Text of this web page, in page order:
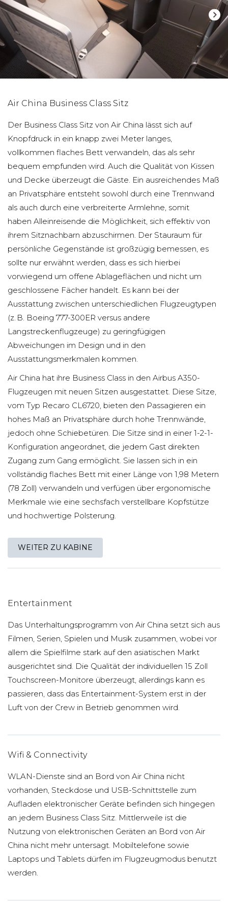
Air China Business Class Sitz
Der Business Class Sitz von Air China lässt sich auf
Knopfdruck in ein knapp zwei Meter langes,
vollkommen flaches Bett verwandeln, das als sehr
bequem empfunden wird. Auch die Qualität von Kissen
und Decke überzeugt die Gäste. Ein ausreichendes Maß
an Privatsphäre entsteht sowohl durch eine Trennwand
als auch durch eine verbreiterte Armlehne, somit
haben Alleinreisende die Möglichkeit, sich effektiv von
ihrem Sitznachbarn abzuschirmen. Der Stauraum für
persönliche Gegenstände ist großzügig bemessen, es
sollte nur erwähnt werden, dass es sich hierbei
vorwiegend um offene Ablageflächen und nicht um
geschlossene Fächer handelt. Es kann bei der
Ausstattung zwischen unterschiedlichen Flugzeugtypen
(z. B. Boeing 777-300ER versus andere
Langstreckenflugzeuge) zu geringfügigen
Abweichungen im Design und in den
Ausstattungsmerkmalen kommen.
Air China hat ihre Business Class in den Airbus A350-
Flugzeugen mit neuen Sitzen ausgestattet. Diese Sitze,
vom Typ Recaro CL6720, bieten den Passagieren ein
hohes Maß an Privatsphäre durch hohe Trennwände,
jedoch ohne Schiebetüren. Die Sitze sind in einer 1-2-1-
Konfiguration angeordnet, die jedem Gast direkten
Zugang zum Gang ermöglicht. Sie lassen sich in ein
vollständig flaches Bett mit einer Länge von 1,98 Metern
(78 Zoll) verwandeln und verfügen über ergonomische
Merkmale wie eine sechsfach verstellbare Kopfstütze
und hochwertige Polsterung.
WEITER ZU KABINE
Entertainment
Das Unterhaltungsprogramm von Air China setzt sich aus
Filmen, Serien, Spielen und Musik zusammen, wobei vor
allem die Spielfilme stark auf den asiatischen Markt
ausgerichtet sind. Die Qualität der individuellen 15 Zoll
Touchscreen-Monitore überzeugt, allerdings kann es
passieren, dass das Entertainment-System erst in der
Luft von der Crew in Betrieb genommen wird.
Wifi & Connectivity
WLAN-Dienste sind an Bord von Air China nicht
vorhanden, Steckdose und USB-Schnittstelle zum
Aufladen elektronischer Geräte befinden sich hingegen
an jedem Business Class Sitz. Mittlerweile ist die
Nutzung von elektronischen Geräten an Bord von Air
China nicht mehr untersagt. Mobiltelefone sowie
Laptops und Tablets dürfen im Flugzeugmodus benutzt
werden.